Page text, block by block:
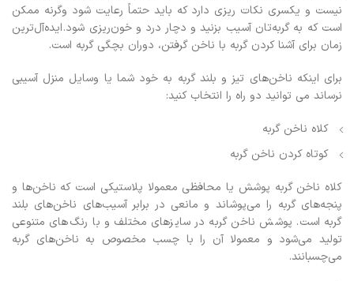
نیست و یکسری نکات ریزی دارد که باید حتماً رعایت شود وگرنه ممکن
است که به گربه‌تان آسیب بزنید و دچار درد و خون‌ریزی شود. ایده‌آل‌ترین
زمان برای آشنا کردن گربه با ناخن گرفتن، دوران بچگی گربه است.
برای اینکه ناخن‌های تیز و بلند گربه به خود شما یا وسایل منزل آسیبی
نرساند می توانید دو راه را انتخاب کنید:
کلاه ناخن گربه
کوتاه کردن ناخن گربه
کلاه ناخن گربه پوشش یا محافظی معمولا پلاستیکی است که ناخن‌ها و
پنجه‌های گربه را می‌پوشاند و مانعی در برابر آسیب‌های ناخن‌های بلند
گربه است. پوشش ناخن گربه در سایز‌های مختلف و با رنگ‌های متنوعی
تولید می‌شود و معمولا آن را با چسب مخصوص به ناخن‌های گربه
می‌چسبانند.